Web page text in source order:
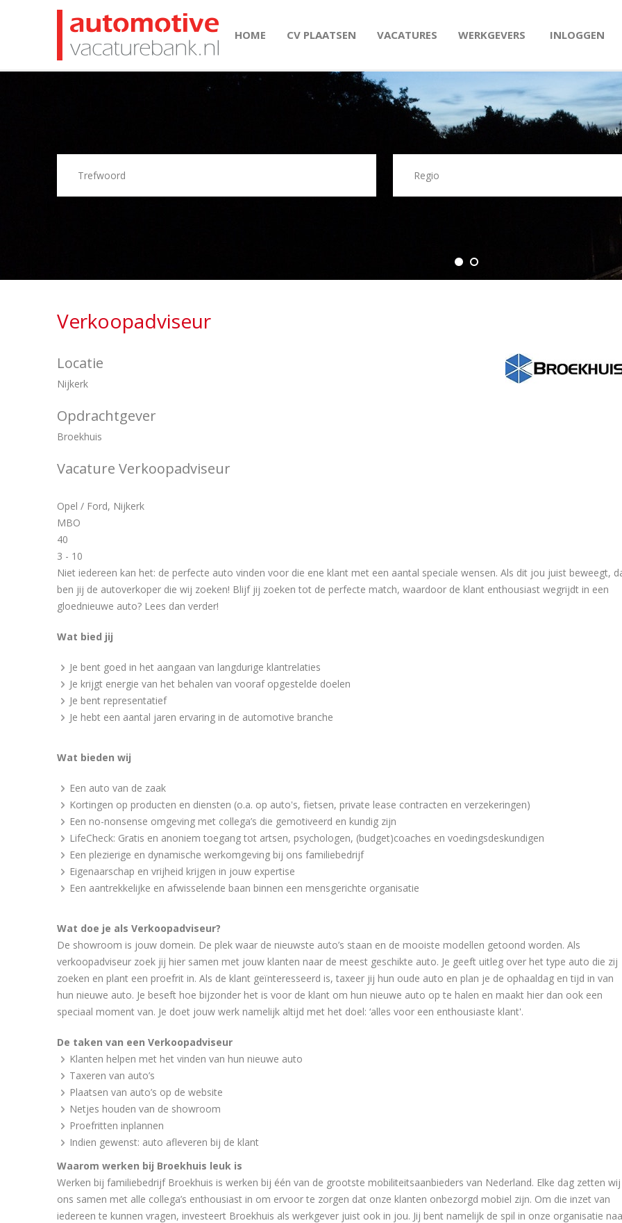
HOME CV PLAATSEN VACATURES WERKGEVERS INLOGGEN
Verkoopadviseur
Locatie
Nijkerk
Opdrachtgever
Broekhuis
Vacature Verkoopadviseur
Opel / Ford, Nijkerk
MBO
40
3 - 10
Niet iedereen kan het: de perfecte auto vinden voor die ene klant met een aantal speciale wensen. Als dit jou juist beweegt,
ben jij de autoverkoper die wij zoeken! Blijf jij zoeken tot de perfecte match, waardoor de klant enthousiast wegrijdt in een
gloednieuwe auto? Lees dan verder!
Wat bied jij
Je bent goed in het aangaan van langdurige klantrelaties
Je krijgt energie van het behalen van vooraf opgestelde doelen
Je bent representatief
Je hebt een aantal jaren ervaring in de automotive branche
Wat bieden wij
Een auto van de zaak
Kortingen op producten en diensten (o.a. op auto's, fietsen, private lease contracten en verzekeringen)
Een no-nonsense omgeving met collega’s die gemotiveerd en kundig zijn
LifeCheck: Gratis en anoniem toegang tot artsen, psychologen, (budget)coaches en voedingsdeskundigen
Een plezierige en dynamische werkomgeving bij ons familiebedrijf
Eigenaarschap en vrijheid krijgen in jouw expertise
Een aantrekkelijke en afwisselende baan binnen een mensgerichte organisatie
Wat doe je als Verkoopadviseur?
De showroom is jouw domein. De plek waar de nieuwste auto’s staan en de mooiste modellen getoond worden. Als
verkoopadviseur zoek jij hier samen met jouw klanten naar de meest geschikte auto. Je geeft uitleg over het type auto die zij
zoeken en plant een proefrit in. Als de klant geïnteresseerd is, taxeer jij hun oude auto en plan je de ophaaldag en tijd in van
hun nieuwe auto. Je beseft hoe bijzonder het is voor de klant om hun nieuwe auto op te halen en maakt hier dan ook een
speciaal moment van. Je doet jouw werk namelijk altijd met het doel: ‘alles voor een enthousiaste klant'.
De taken van een Verkoopadviseur
Klanten helpen met het vinden van hun nieuwe auto
Taxeren van auto’s
Plaatsen van auto’s op de website
Netjes houden van de showroom
Proefritten inplannen
Indien gewenst: auto afleveren bij de klant
Waarom werken bij Broekhuis leuk is
Werken bij familiebedrijf Broekhuis is werken bij één van de grootste mobiliteitsaanbieders van Nederland. Elke dag zetten wij
ons samen met alle collega’s enthousiast in om ervoor te zorgen dat onze klanten onbezorgd mobiel zijn. Om die inzet van
iedereen te kunnen vragen, investeert Broekhuis als werkgever juist ook in jou. Jij bent namelijk de spil in onze organisatie